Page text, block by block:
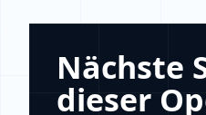
Nächste
dieser